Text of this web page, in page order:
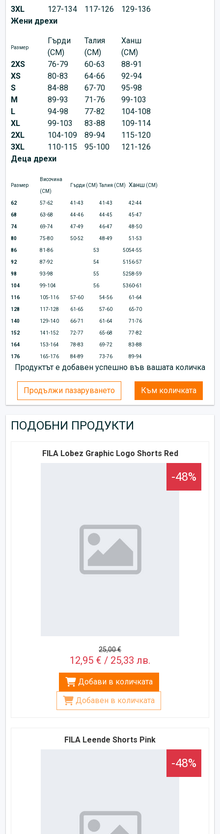
3XL
127-134 117-126
129-136
Жени дрехи
Размер
Гърди
(CM)
Талия
(CM)
Ханш
(CM)
2XS
76-79 60-63
88-91
XS
80-83 64-66
92-94
S
84-88 67-70
95-98
M
89-93 71-76
99-103
L
94-98 77-82
104-108
XL
99-103 83-88
109-114
2XL
104-109 89-94
115-120
3XL
110-115 95-100
121-126
Деца дрехи
Размер
Височина
(CM)
Гърди (CM) Талия (CM) Ханш (CM)
62 57-62 41-43 41-43 42-44
68 63-68 44-46 44-45 45-47
74 69-74 47-49 46-47 48-50
80 75-80 50-52 48-49 51-53
86 81-86 53 5054-55
92 87-92 54 5156-57
98 93-98 55 5258-59
104 99-104 56 5360-61
116 105-116 57-60 54-56 61-64
128 117-128 61-65 57-60 65-70
140 129-140 66-71 61-64 71-76
152 141-152 72-77 65-68 77-82
164 153-164 78-83 69-72 83-88
176 165-176 84-89 73-76 89-94
Продуктът е добавен успешно във вашата количка
Продължи пазаруването Към количката
ПОДОБНИ ПРОДУКТИ
FILA Lobez Graphic Logo Shorts Red
-48%
25,00 €
12,95 € / 25,33 лв.
Добави в количката
Добавен в количката
FILA Leende Shorts Pink
-48%